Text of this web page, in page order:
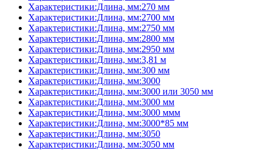
Характеристики:Длина, мм:270 мм
Характеристики:Длина, мм:2700 мм
Характеристики:Длина, мм:2750 мм
Характеристики:Длина, мм:2800 мм
Характеристики:Длина, мм:2950 мм
Характеристики:Длина, мм:3,81 м
Характеристики:Длина, мм:300 мм
Характеристики:Длина, мм:3000
Характеристики:Длина, мм:3000 или 3050 мм
Характеристики:Длина, мм:3000 мм
Характеристики:Длина, мм:3000 ммм
Характеристики:Длина, мм:3000*85 мм
Характеристики:Длина, мм:3050
Характеристики:Длина, мм:3050 мм